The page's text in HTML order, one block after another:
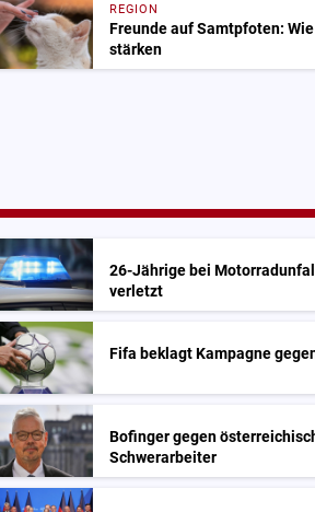
REGION
Freunde auf Samtpfoten:
stärken
26-Jährige bei
verletzt
Fifa beklagt Kampagne
Bofinger gegen
Schwerarbeiter